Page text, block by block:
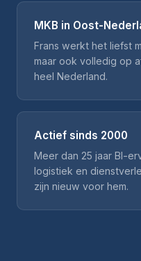
MKB in Oost-
Frans werkt het liefst
maar ook volledig op
heel Nederland.
Actief sinds 2000
Meer dan 25 jaar BI-
logistiek en
zijn nieuw voor hem.